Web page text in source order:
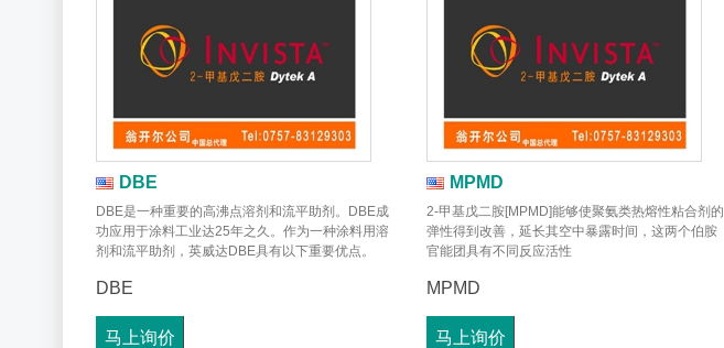
DBE
DBE是一种重要的高沸点溶剂和流平助剂。DBE成
功应用于涂料工业达25年之久。作为一种涂料用溶
剂和流平助剂，英威达DBE具有以下重要优点。
DBE
马上询价
MPMD
2-甲基戊二胺[MPMD]能够使聚氨类热熔性粘合剂的
弹性得到改善，延长其空中暴露时间，这两个伯胺
官能团具有不同反应活性
MPMD
马上询价